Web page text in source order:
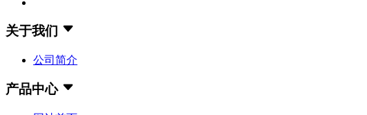
关于我们
公司简介
产品中心